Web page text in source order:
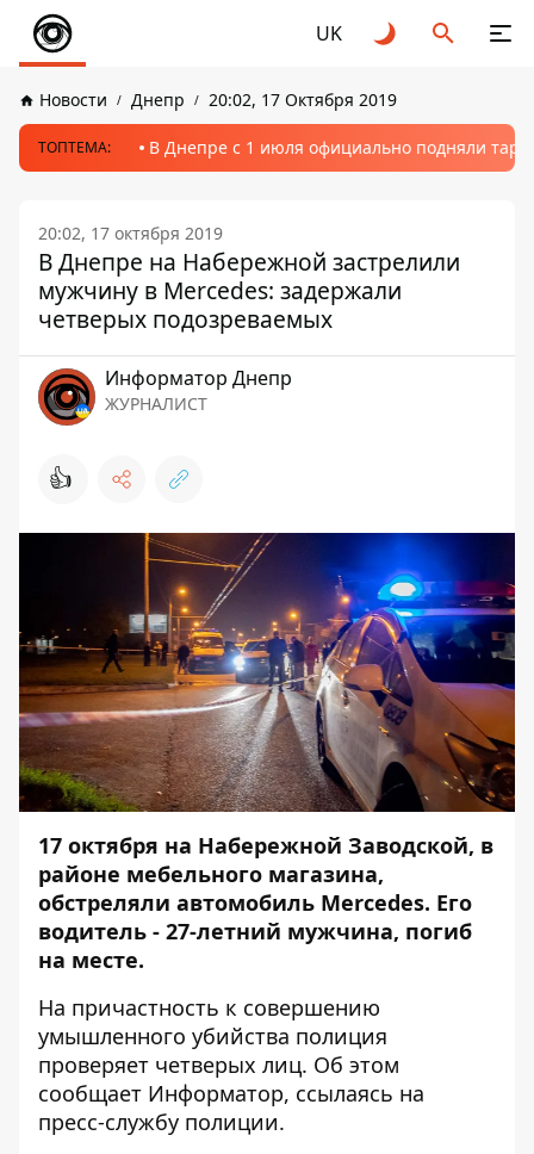
UK
Новости Днепр 20:02, 17 Октября 2019
ТОПТЕМА: В Днепре с 1 июля официально подняли
20:02, 17 октября 2019
В Днепре на Набережной застрелили
мужчину в Mercedes: задержали
четверых подозреваемых
Информатор Днепр
ЖУРНАЛИСТ
👍
17 октября на Набережной Заводской, в
районе мебельного магазина,
обстреляли автомобиль Mercedes. Его
водитель - 27-летний мужчина, погиб
на месте.
На причастность к совершению
умышленного убийства полиция
проверяет четверых лиц. Об этом
сообщает Информатор, ссылаясь на
пресс-службу полиции.